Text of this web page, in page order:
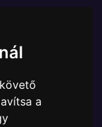
a
terméke a
Night Trooper